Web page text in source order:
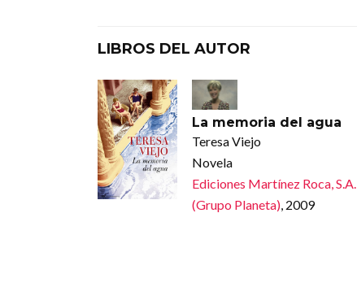
LIBROS DEL AUTOR
La memoria del agua
Teresa Viejo
Novela
Ediciones Martínez Roca, S.A.
(Grupo Planeta), 2009